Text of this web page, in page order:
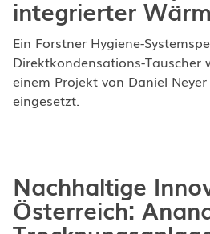
integrierter
Ein Forstner Hygiene-
Direktkondensations-Tauscher
einem Projekt von Daniel
eingesetzt.
Nachhaltige
Österreich: